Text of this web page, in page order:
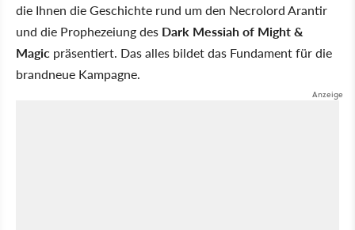
die Ihnen die Geschichte rund um den Necrolord Arantir
und die Prophezeiung des Dark Messiah of Might &
Magic präsentiert. Das alles bildet das Fundament für die
brandneue Kampagne.